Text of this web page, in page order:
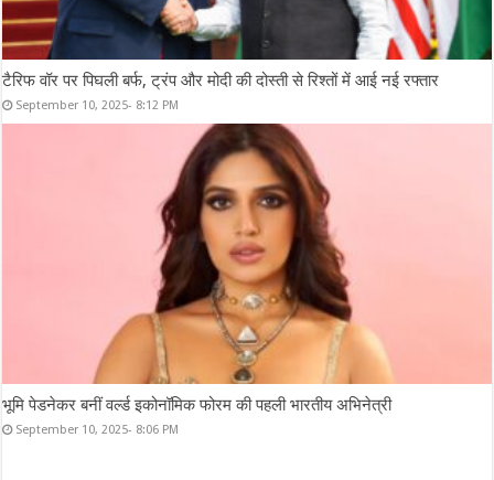
टैरिफ वॉर पर पिघली बर्फ, ट्रंप और मोदी की दोस्ती से रिश्तों में आई नई रफ्तार
September 10, 2025- 8:12 PM
भूमि पेडनेकर बनीं वर्ल्ड इकोनॉमिक फोरम की पहली भारतीय अभिनेत्री
September 10, 2025- 8:06 PM